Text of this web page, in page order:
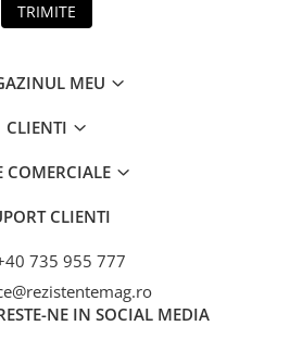
TRIMITE
MEU
CLIENTI
COMERCIALE
CLIENTI
735 955 777
NE IN SOCIAL MEDIA